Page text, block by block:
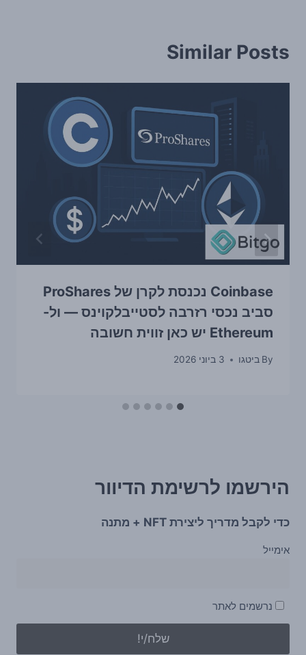
Similar Posts
Coinbase נכנסת לקרן של ProShares
סביב נכסי רזרבה לסטייבלקוינס — ול-
Ethereum יש כאן זווית חשובה
By ביטגו 3 ביוני 2026
הירשמו לרשימת הדיוור
כדי לקבל מדריך ליצירת NFT + מתנה
אימייל
נרשמים לאתר